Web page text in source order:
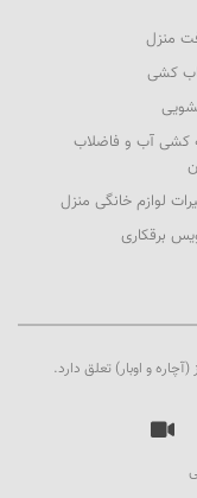
منزل
کشی
کشی آب و فاضلاب
لوازم خانگی منزل
برقکاری
و اوبار) تعلق دارد.